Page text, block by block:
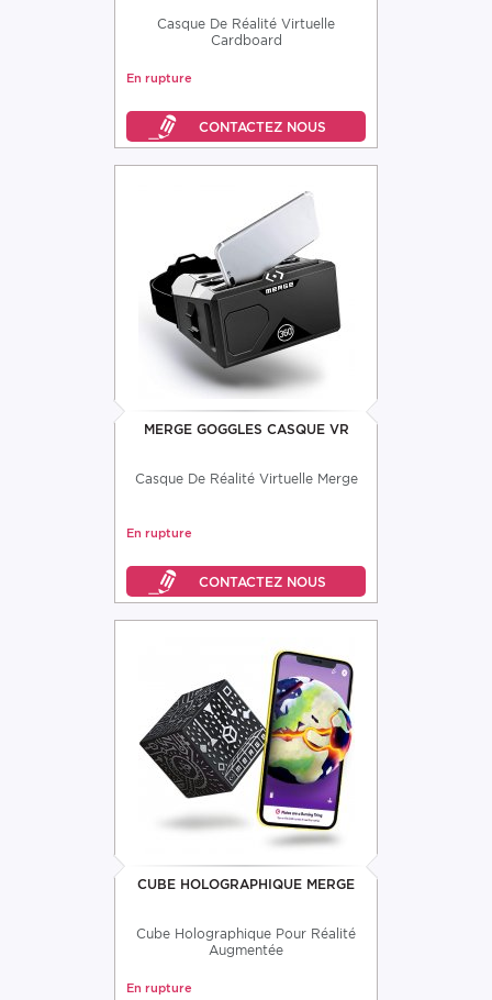
Casque De Réalité Virtuelle
Cardboard
En rupture
MERGE GOGGLES CASQUE VR
Casque De Réalité Virtuelle Merge
En rupture
CUBE HOLOGRAPHIQUE MERGE
Cube Holographique Pour Réalité
Augmentée
En rupture